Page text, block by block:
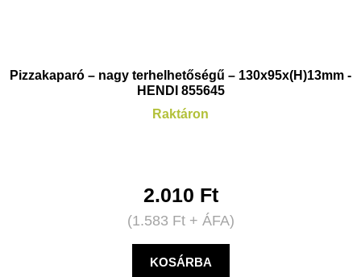
Pizzakaparó – nagy terhelhetőségű – 130x95x(H)13mm -
HENDI 855645
Raktáron
2.010 Ft
(1.583 Ft+ ÁFA)
KOSÁRBA